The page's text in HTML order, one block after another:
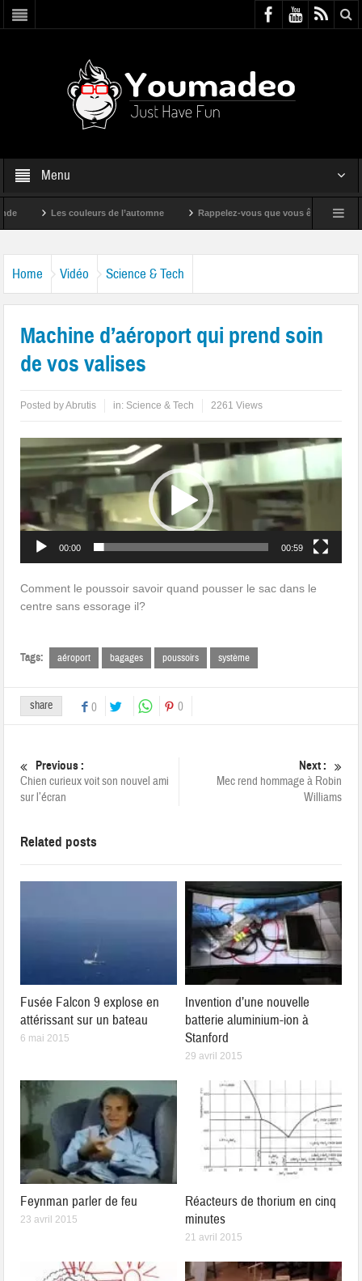
Menu
Les couleurs de l’automne Rappelez-vous que vous êtes super !
Home Vidéo Science & Tech
Machine d’aéroport qui prend soin
de vos valises
Posted byAbrutis in: Science & Tech 2261 Views
Lecteur
vidéo
00:00 00:59
Comment le poussoir savoir quand pousser le sac dans le
centre sans essorage il?
Tags: aéroport bagages poussoirs système
share 0 0
Previous :
Chien curieux voit son nouvel ami
sur l’écran
Next :
Mec rend hommage à Robin
Williams
Related posts
Fusée Falcon 9 explose en
attérissant sur un bateau
6 mai 2015
Invention d’une nouvelle
batterie aluminium-ion à
Stanford
29 avril 2015
Feynman parler de feu
23 avril 2015
Réacteurs de thorium en cinq
minutes
21 avril 2015